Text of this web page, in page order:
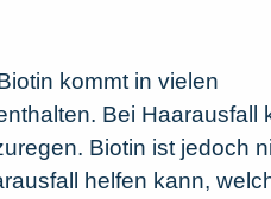
kommt in vielen
Bei Haarausfall
Biotin ist jedoch
helfen kann,